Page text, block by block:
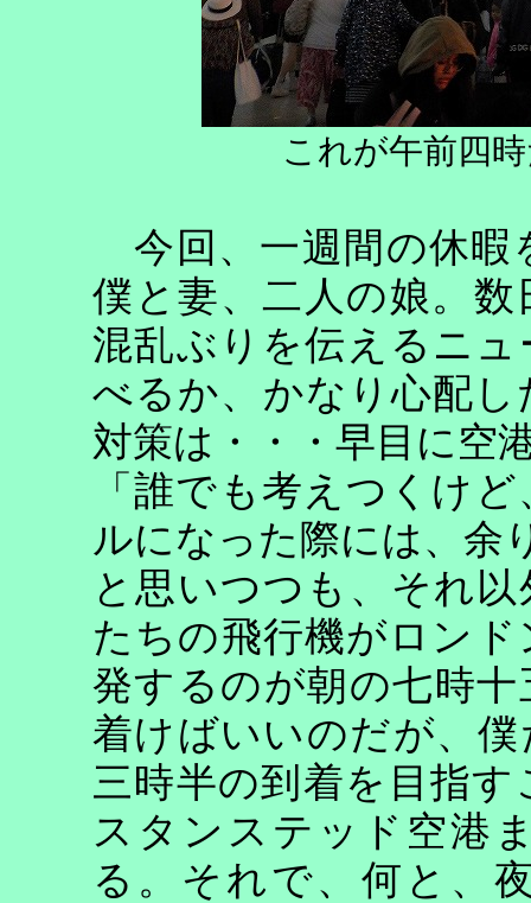
これが午前四
今回、一週間の休暇
僕と妻、二人の娘。
混乱ぶりを伝えるニ
べるか、かなり心配
対策は・・・早目に空
「誰でも考えつくけ
ルになった際には、余
と思いつつも、それ
たちの飛行機がロン
発するのが朝の七時
着けばいいのだが、
三時半の到着を目指
スタンステッド空港
る。それで、何と、